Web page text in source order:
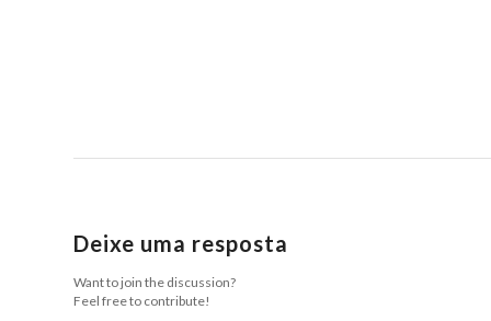
Deixe uma resposta
Want to join the discussion?
Feel free to contribute!